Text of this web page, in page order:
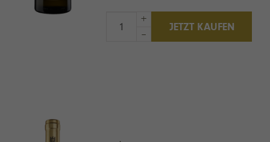
+
–
JETZT KAUFEN